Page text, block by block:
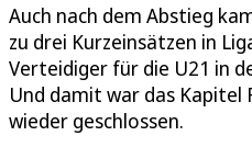
Auch nach dem Abstieg
zu drei Kurzeinsätzen in
Verteidiger für die U21 in
Und damit war das Kapitel
wieder geschlossen.